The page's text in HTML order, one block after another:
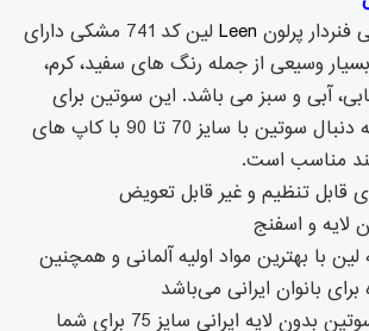
پرلون Leen
لین کد 741 مشکی دارای
وسیعی از جمله رنگ های سفيد، کرم،
آبی و سبز می باشد. این سوتین برای
بانوانی که به دنبال سوتین با سایز 70 تا 90 با کاپ های
قابل تنظیم و غیر قابل تعویض
لایه و اسفنج
لین با بهترین مواد اولیه آلمانی و همچنین
بانوان ایرانی می‌باشد
اگر همواره سوتین بدون لایه ایرانی سایز 75 برای شما